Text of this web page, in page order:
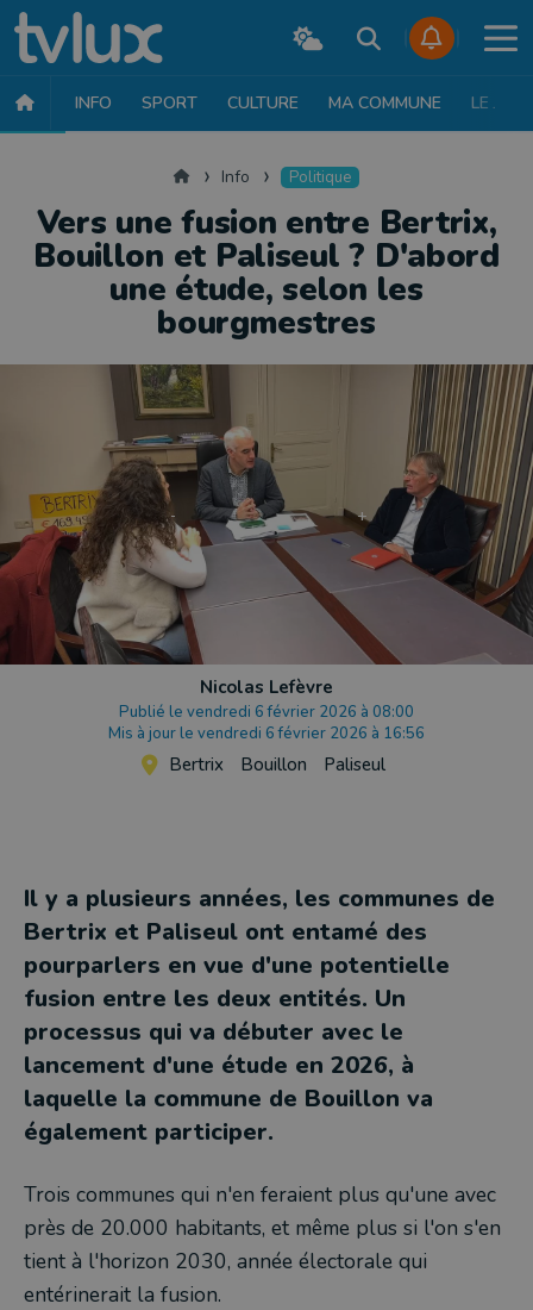
INFO SPORT CULTURE MA COMMUNE LE JT
AccueilInfo Politique
Vers une fusion entre Bertrix,
Bouillon et Paliseul ? D'abord
une étude, selon les
bourgmestres
Nicolas Lefèvre
Publié le vendredi 6 février 2026 à 08:00
Mis à jour le vendredi 6 février 2026 à 16:56
Bertrix Bouillon Paliseul
Il y a plusieurs années, les communes de
Bertrix et Paliseul ont entamé des
pourparlers en vue d'une potentielle
fusion entre les deux entités. Un
processus qui va débuter avec le
lancement d'une étude en 2026, à
laquelle la commune de Bouillon va
également participer.
Trois communes qui n'en feraient plus qu'une avec
près de 20.000 habitants, et même plus si l'on s'en
tient à l'horizon 2030, année électorale qui
entérinerait la fusion.